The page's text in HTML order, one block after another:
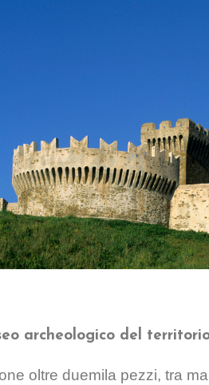
archeologico del
oltre duemila pezzi, tra